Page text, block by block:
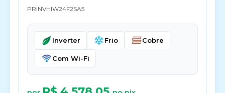
PRINVHIW24F2SA5
Inverter Frio Cobre
Com Wi-Fi